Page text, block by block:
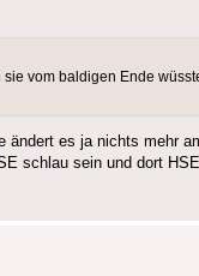
vom baldigen Ende
ändert es ja nichts mehr
schlau sein und dort